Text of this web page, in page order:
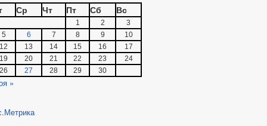
Ср Чт Пт Сб Вс
1 2
3
5
6 7 8 9
10
12
13 14 15 16
17
19
20 21 22 23
24
26
27 28 29 30
»